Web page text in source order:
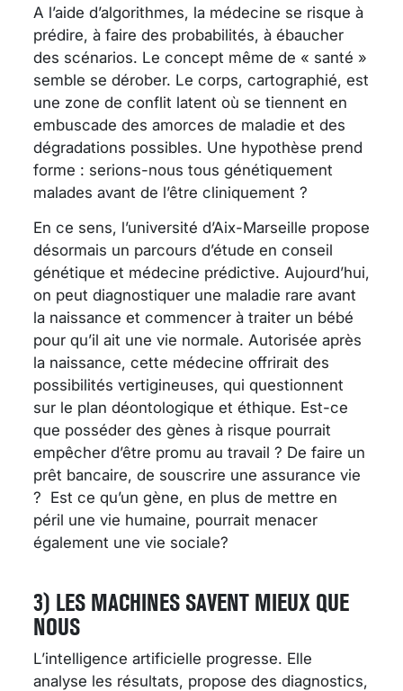
A l’aide d’algorithmes, la médecine se risque à
prédire, à faire des probabilités, à ébaucher
des scénarios. Le concept même de « santé »
semble se dérober. Le corps, cartographié, est
une zone de conflit latent où se tiennent en
embuscade des amorces de maladie et des
dégradations possibles. Une hypothèse prend
forme : serions-nous tous génétiquement
malades avant de l’être cliniquement ?
En ce sens, l’université d’Aix-Marseille propose
désormais un parcours d’étude en conseil
génétique et médecine prédictive. Aujourd’hui,
on peut diagnostiquer une maladie rare avant
la naissance et commencer à traiter un bébé
pour qu’il ait une vie normale. Autorisée après
la naissance, cette médecine offrirait des
possibilités vertigineuses, qui questionnent
sur le plan déontologique et éthique. Est-ce
que posséder des gènes à risque pourrait
empêcher d’être promu au travail ? De faire un
prêt bancaire, de souscrire une assurance vie
? Est ce qu’un gène, en plus de mettre en
péril une vie humaine, pourrait menacer
également une vie sociale?
3) LES MACHINES SAVENT MIEUX QUE
NOUS
L’intelligence artificielle progresse. Elle
analyse les résultats, propose des diagnostics,